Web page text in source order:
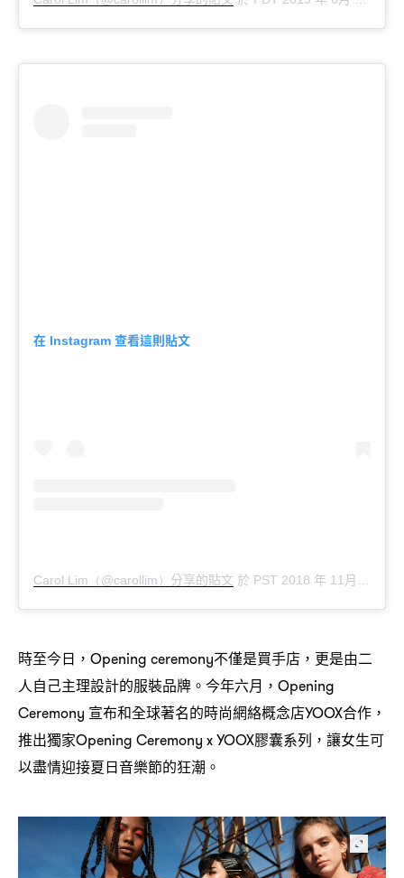
在 Instagram 查看這則貼文
Carol Lim（@carollim） 分享的貼文 於 PST 2018 年 11月 月
時至今日 ，Opening ceremony不僅是買手店 ， 更是由二
人自己主理設計的服裝品牌。今年六月 ，Opening
Ceremony 宣布和全球著名的時尚網絡概念店YOOX合作 ，
推出獨家Opening Ceremony x YOOX膠囊系列 ， 讓女生可
以盡情迎接夏日音樂節的狂潮。